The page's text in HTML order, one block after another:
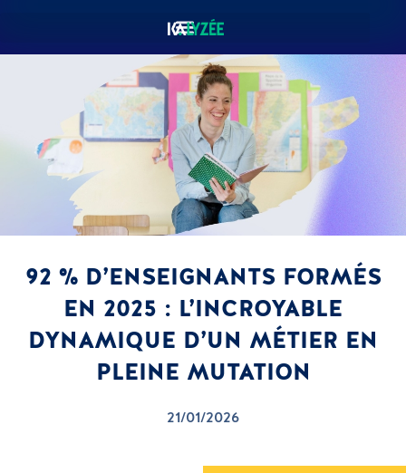
92 % D’ENSEIGNANTS FORMÉS
EN 2025 : L’INCROYABLE
DYNAMIQUE D’UN MÉTIER EN
PLEINE MUTATION
21/01/2026